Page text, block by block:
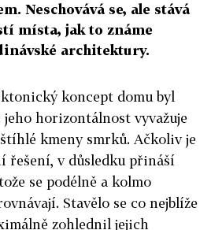
Neschovává se, ale stává
místa, jak to známe
architektury.
koncept domu byl
jeho horizontálnost vyvažuje
kmeny smrků. Ačkoliv je
řešení, v důsledku přináší
se podélně a kolmo
Stavělo se co nejblíže
zohlednil jejich